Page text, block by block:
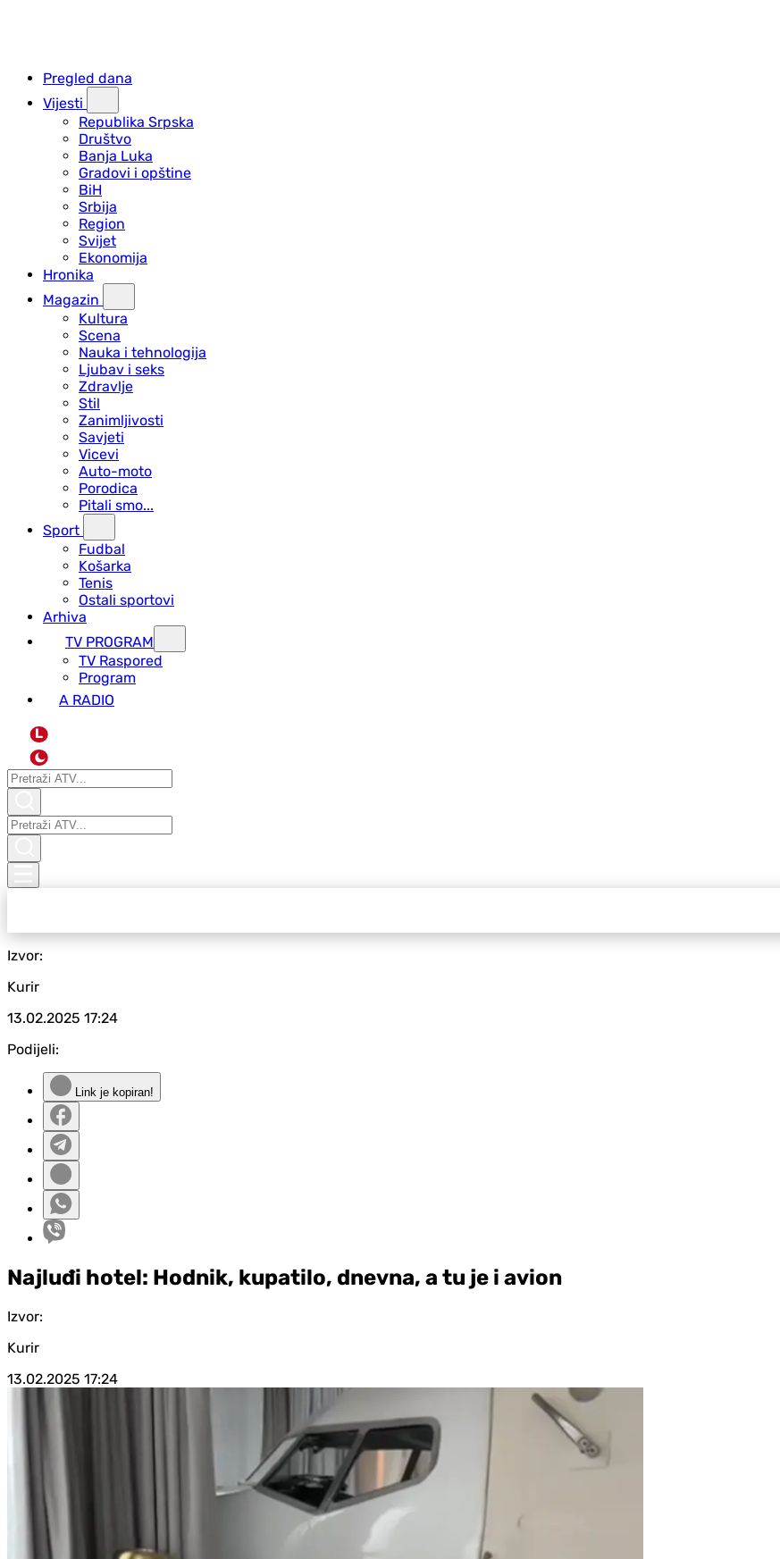
Pregled dana
Vijesti
Republika Srpska
Društvo
Banja Luka
Gradovi i opštine
BiH
Srbija
Region
Svijet
Ekonomija
Hronika
Magazin
Kultura
Scena
Nauka i tehnologija
Ljubav i seks
Zdravlje
Stil
Zanimljivosti
Savjeti
Vicevi
Auto-moto
Porodica
Pitali smo...
Sport
Fudbal
Košarka
Tenis
Ostali sportovi
Arhiva
TV PROGRAM
ТV Raspored
Program
A RADIO
L
Izvor:
Kurir
13.02.2025 17:24
Podijeli:
Link je kopiran!
Najluđi hotel: Hodnik, kupatilo, dnevna, a tu je i avion
Izvor:
Kurir
13.02.2025 17:24